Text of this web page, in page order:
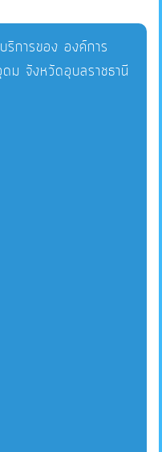
ริการของ องค์การ
ม จังหวัดอุบลราชธานี